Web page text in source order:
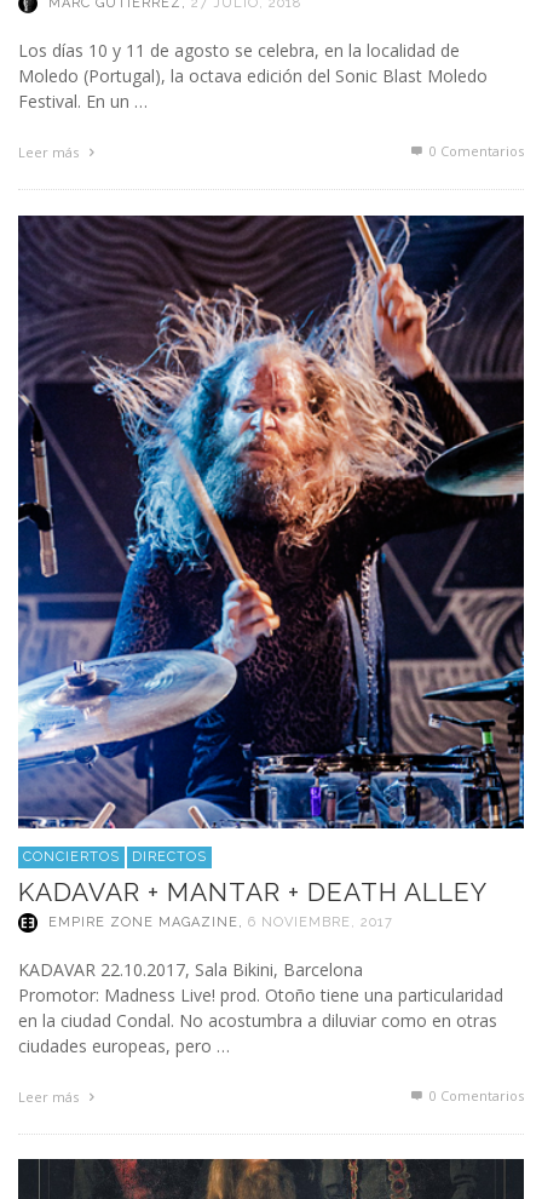
Los días 10 y 11 de agosto se celebra, en la localidad de
Moledo (Portugal), la octava edición del Sonic Blast Moledo
Festival. En un …
Leer más 0 Comentarios
CONCIERTOS DIRECTOS
KADAVAR + MANTAR + DEATH ALLEY
EMPIRE ZONE MAGAZINE, 6 NOVIEMBRE, 2017
KADAVAR 22.10.2017, Sala Bikini, Barcelona
Promotor: Madness Live! prod. Otoño tiene una particularidad
en la ciudad Condal. No acostumbra a diluviar como en otras
ciudades europeas, pero …
Leer más 0 Comentarios